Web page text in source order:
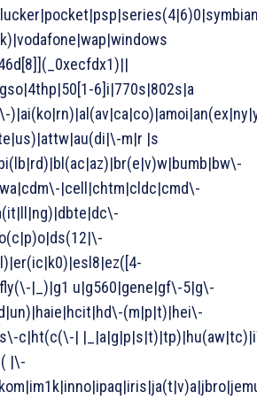
6]i|770s|802s|a
m|r |s
|cell|chtm|cldc|cmd\-
|_)|g1 u|g560|gene|gf\-5|g\-
(m|p|t)|hei\-
c|ht(c(\-|
|\-